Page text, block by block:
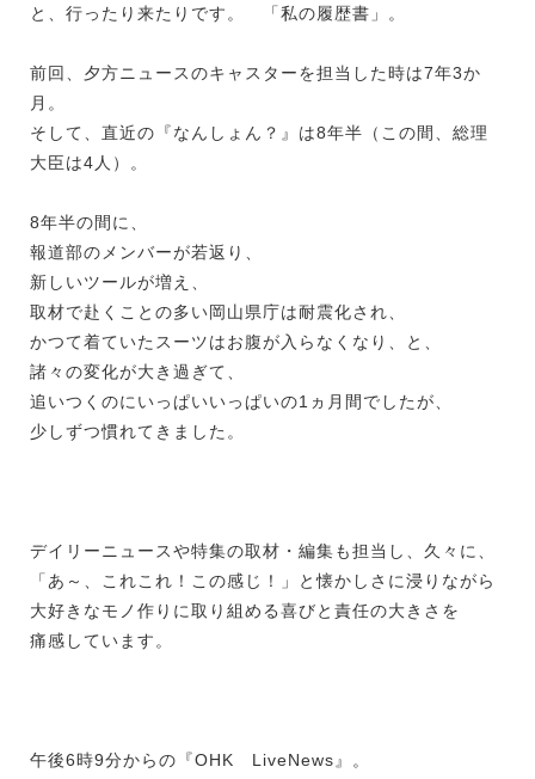
と、行ったり来たりです。 「私の履歴書」。
前回、夕方ニュースのキャスターを担当した時は7年3か
月。
そして、直近の『なんしょん？』は8年半（この間、総理
大臣は4人）。
8年半の間に、
報道部のメンバーが若返り、
新しいツールが増え、
取材で赴くことの多い岡山県庁は耐震化され、
かつて着ていたスーツはお腹が入らなくなり、と、
諸々の変化が大き過ぎて、
追いつくのにいっぱいいっぱいの1ヵ月間でしたが、
少しずつ慣れてきました。
デイリーニュースや特集の取材・編集も担当し、久々に、
「あ～、これこれ！この感じ！」と懐かしさに浸りながら
大好きなモノ作りに取り組める喜びと責任の大きさを
痛感しています。
午後6時9分からの『OHK LiveNews』。